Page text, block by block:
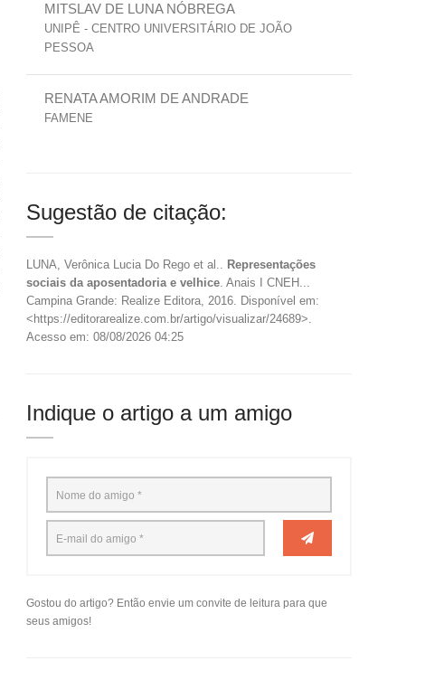
MITSLAV DE LUNA NÓBREGA
UNIPÊ - CENTRO UNIVERSITÁRIO DE JOÃO
PESSOA
RENATA AMORIM DE ANDRADE
FAMENE
Sugestão de citação:
LUNA, Verônica Lucia Do Rego et al.. Representações
sociais da aposentadoria e velhice. Anais I CNEH...
Campina Grande: Realize Editora, 2016. Disponível em:
<https://editorarealize.com.br/artigo/visualizar/24689>.
Acesso em: 08/08/2026 04:25
Indique o artigo a um amigo
Gostou do artigo? Então envie um convite de leitura para que
seus amigos!